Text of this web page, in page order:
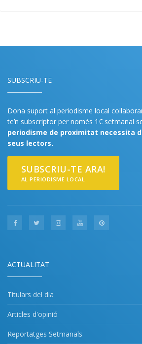
SUBSCRIU-TE
Dona suport al periodisme local
te’n subscriptor per només 1€ setmanal
periodisme de proximitat necessita
seus lectors.
SUBSCRIU-TE ARA!
AL PERIODISME LOCAL
ACTUALITAT
Titulars del dia
Articles d'opinió
Reportatges Setmanals